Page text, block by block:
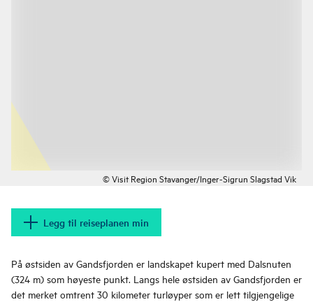
© Visit Region Stavanger/Inger-Sigrun Slagstad Vik
Legg til reiseplanen min
På østsiden av Gandsfjorden er landskapet kupert med Dalsnuten
(324 m) som høyeste punkt. Langs hele østsiden av Gandsfjorden er
det merket omtrent 30 kilometer turløyper som er lett tilgjengelige